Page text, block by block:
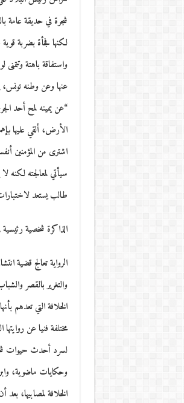
شجرة في حديقة عامة
واستفاقة باهتة
عنها وعن وطنه تونس،
“عن يمينه لمح أحد
الأرض، ألقي عليها
اشترى من المؤمنين
سيأتي لمعالجته
طالب يستعد
الذاكرة شخصية رئيسية
الرواية تعالج قضية
والتغرير بالقصر
الخلافة التي تعدهم
مختلفة فنيا عن
لسرد أحدث حيوات
وحكايات ماضوية،
الخلافة لمصابيها،